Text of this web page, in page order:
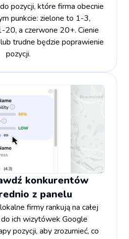
pozycji, które firma obecnie
punkcie: zielone to 1-3,
20, a czerwone 20+. Cienie
trudne będzie poprawienie
pozycji.
konkurentów
z panelu
firmy rankują na całej
ich wizytówek Google
pozycji, aby zrozumieć, co